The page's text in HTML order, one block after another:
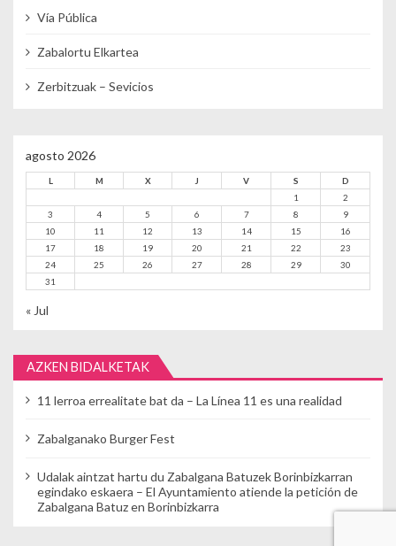
Vía Pública
Zabalortu Elkartea
Zerbitzuak – Sevicios
agosto 2026
L M X J V S
D
1
2
3
4 5 6 7 8
9
10
11 12 13 14 15
16
17
18 19 20 21 22
23
24
25 26 27 28 29
30
31
« Jul
AZKEN BIDALKETAK
11 lerroa errealitate bat da – La Línea 11 es una realidad
Zabalganako Burger Fest
Udalak aintzat hartu du Zabalgana Batuzek Borinbizkarran
egindako eskaera – El Ayuntamiento atiende la petición de
Zabalgana Batuz en Borinbizkarra